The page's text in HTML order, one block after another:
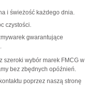
i świeżość każdego dnia.
czystości.
gwarantujące
szeroki wybór marek FMCG w
bez zbędnych opóźnień.
poprzez naszą stronę